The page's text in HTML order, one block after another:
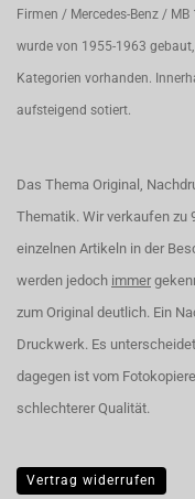
Firmen / Mercedes-Benz /
wurde von 1955-1963
Kategorien vorhanden.
aufsteigend sotiert.
Das Thema Original,
Thematik. Wir verkaufen zu
einzelnen Artikeln in der
werden jedoch immer
zum Original deutlich. Ein
Druckwerk. Es
dagegen ist vom
schlechterer Qualität.
Vertrag widerrufen